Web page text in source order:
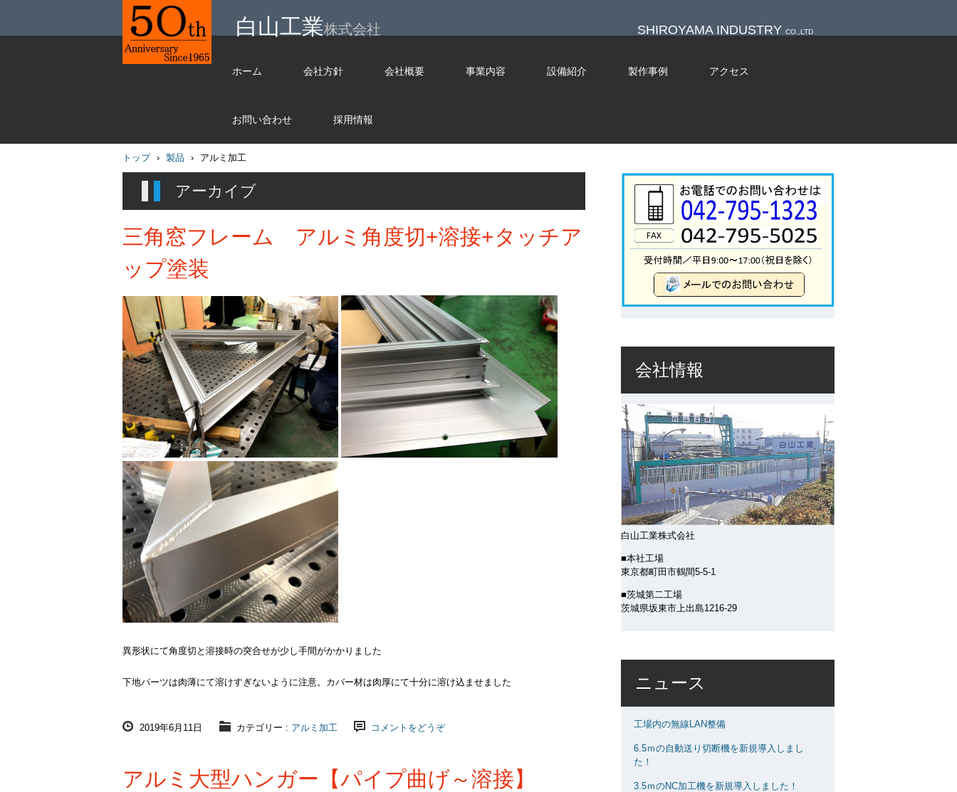
山工業㈱ 】
白山工業株式会社 SHIROYAMA INDUSTRY CO.,LTD
ホーム 会社方針 会社概要 事業内容 設備紹介 製作事例 アクセス
お問い合わせ 採用情報
トップ › 製品 › アルミ加工
アーカイブ
三角窓フレーム アルミ角度切+溶接+タッチア
ップ塗装
異形状にて角度切と溶接時の突合せが少し手間がかかりました
下地パーツは肉薄にて溶けすぎないように注意。カバー材は肉厚にて十分に溶け込ませました
2019年6月11日 カテゴリー : アルミ加工 コメントをどうぞ
アルミ大型ハンガー【パイプ曲げ～溶接】
会社情報
白山工業株式会社
■本社工場
東京都町田市鶴間5-5-1
■茨城第二工場
茨城県坂東市上出島1216-29
ニュース
工場内の無線LAN整備
6.5ｍの自動送り切断機を新規導入しまし
た！
3.5ｍのNC加工機を新規導入しました！